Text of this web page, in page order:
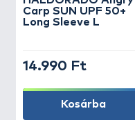
Carp SUN UPF 50+
Long Sleeve L
14.990 Ft
Kosárba